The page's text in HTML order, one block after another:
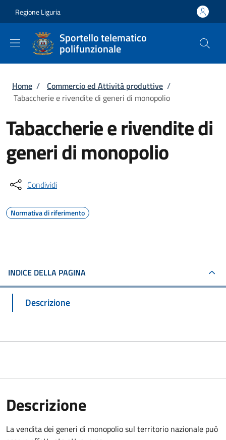
Regione Liguria
Sportello telematico
polifunzionale
Briciole di pane
Home / Commercio ed Attività produttive /
Tabaccherie e rivendite di generi di monopolio
Tabaccherie e rivendite di
generi di monopolio
Condividi
Normativa di riferimento
INDICE DELLA PAGINA
Descrizione
Descrizione
La vendita dei generi di monopolio sul territorio nazionale può